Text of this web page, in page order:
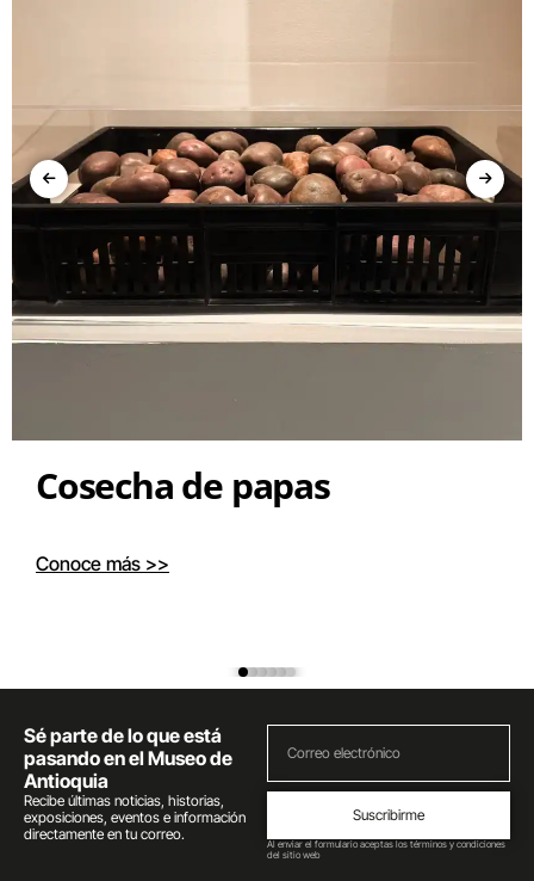
Cosecha de papas
Conoce más >>
Sé parte de lo que está
pasando en el Museo de
Antioquia
Recibe últimas noticias, historias,
exposiciones, eventos e información
directamente en tu correo.
Suscribirme
Al enviar el formulario aceptas los términos y condiciones
del sitio web